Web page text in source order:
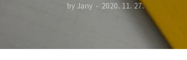
by Jany 2020. 11. 27.